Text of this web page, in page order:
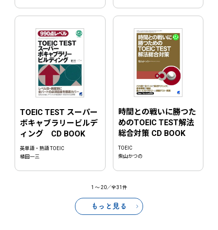
TOEIC TEST スーパー
ボキャブラリービルデ
ィング CD BOOK
英単語・熟語 TOEIC
植田一三
時間との戦いに勝つた
めのTOEIC TEST解法
総合対策 CD BOOK
TOEIC
柴山かつの
1 〜20／全31件
もっと見る